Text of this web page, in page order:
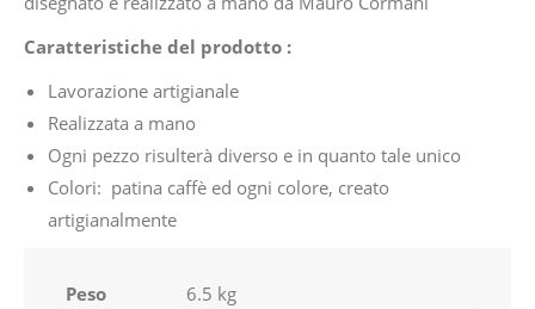
Caratteristiche del prodotto :
Lavorazione artigianale
Realizzata a mano
Ogni pezzo risulterà diverso e in quanto tale unico
Colori: patina caffè ed ogni colore, creato
artigianalmente
Peso
6.5 kg